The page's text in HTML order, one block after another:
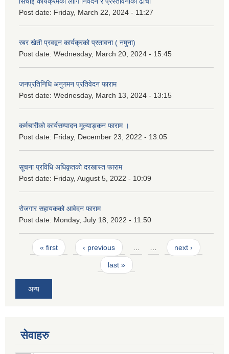
Post date: Friday, March 22, 2024 - 11:27
रबर खेती प्रवद्वन कार्यक्रको प्रतावना ( नमुना)
Post date: Wednesday, March 20, 2024 - 15:45
जनप्रतिनिधि अनुगमन प्रतिवेदन फाराम
Post date: Wednesday, March 13, 2024 - 13:15
कर्मचारीको कार्यसम्पादन मूल्याङ्कन फाराम ।
Post date: Friday, December 23, 2022 - 13:05
सूचना प्रविधि अधिकृतको दरखास्त फाराम
Post date: Friday, August 5, 2022 - 10:09
रोजगार सहायकको आवेदन फाराम
Post date: Monday, July 18, 2022 - 11:50
Pages
« first ‹ previous … … next ›
last »
अन्य
सेवाहरु